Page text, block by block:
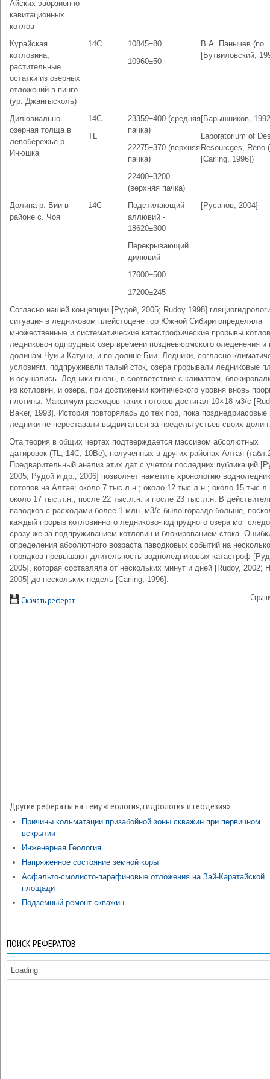
Айских эворзионно-
кавитационных
котлов
Курайская
котловина,
растительные
остатки из озерных
отложений в пинго
(ур. Джангысколь)
14С
10845±80
10960±50
В.А. Панычев (по
[Бутвиловский,
Дилювиально-
озерная толща в
левобережье р.
Инюшка
14С
TL
23359±400 (средняя
пачка)
22275±370 (верхняя
пачка)
22400±3200
(верхняя пачка)
[Барышников,
Laboratorium of
Resourcges, Reno
[Carling, 1996])
Долина р. Бии в
районе с. Чоя
14C
Подстилающий
аллювий -
18620±300
Перекрывающий
дилювий –
17600±500
17200±245
[Русанов, 2004]
Согласно нашей концепции [Рудой, 2005; Rudoy 1998]
ситуация в ледниковом плейстоцене гор Южной Сибири определяла
множественные и систематические катастрофические прорывы
ледниково-подпрудных озер времени поздневюрмского оледенения и
долинам Чуи и Катуни, и по долине Бии. Ледники, согласно
условиям, подпруживали талый сток, озера прорывали ледниковые
и осушались. Ледники вновь, в соответствие с климатом,
из котловин, и озера, при достижении критического уровня вновь
плотины. Максимум расходов таких потоков достигал 10×18 м3/с
Baker, 1993]. История повторялась до тех пор, пока позднедриасовые
ледники не переставали выдвигаться за пределы устьев своих долин.
Эта теория в общих чертах подтверждается массивом абсолютных
датировок (TL, 14C, 10Be), полученных в других районах Алтая
Предварительный анализ этих дат с учетом последних публикаций
2005; Рудой и др., 2006] позволяет наметить хронологию
потопов на Алтае: около 7 тыс.л.н.; около 12 тыс.л.н.; около 15
около 17 тыс.л.н.; после 22 тыс.л.н. и после 23 тыс.л.н. В
паводков с расходами более 1 млн. м3/с было гораздо больше,
каждый прорыв котловинного ледниково-подпрудного озера мог
сразу же за подпруживанием котловин и блокированием стока.
определения абсолютного возраста паводковых событий на несколько
порядков превышают длительность водноледниковых катастроф
2005], которая составляла от нескольких минут и дней [Rudoy, 2002;
2005] до нескольких недель [Carling, 1996].
Скачать реферат
Другие рефераты на тему «Геология, гидрология и геодезия»:
Причины кольматации призабойной зоны скважин при первичном
вскрытии
Инженерная Геология
Напряженное состояние земной коры
Асфальто-смолисто-парафиновые отложения на Зай-Каратайской
площади
Подземный ремонт скважин
ПОИСК РЕФЕРАТОВ
Loading